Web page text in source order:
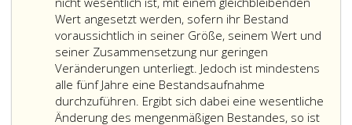
Wert angesetzt werden, sofern ihr Bestand
voraussichtlich in seiner Größe, seinem Wert und
seiner Zusammensetzung nur geringen
Veränderungen unterliegt. Jedoch ist mindestens
alle fünf Jahre eine Bestandsaufnahme
durchzuführen. Ergibt sich dabei eine wesentliche
Änderung des mengenmäßigen Bestandes, so ist